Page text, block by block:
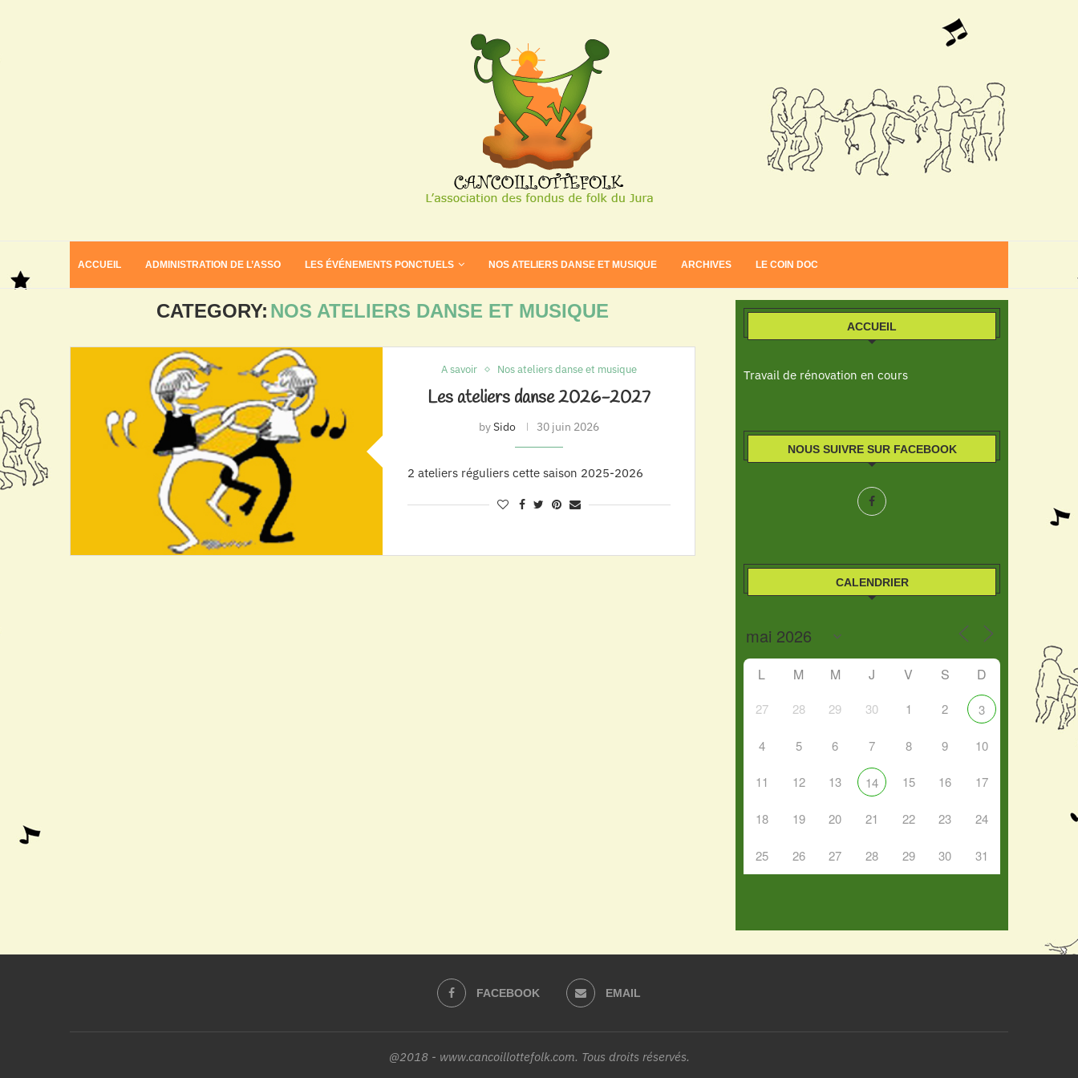
ACCUEIL ADMINISTRATION DE L’ASSO LES ÉVÉNEMENTS PONCTUELS NOS ATELIERS DANSE ET MUSIQUE ARCHIVES LE COIN DOC
CATEGORY: NOS ATELIERS DANSE ET MUSIQUE
A savoir Nos ateliers danse et musique
Les ateliers danse 2026-2027
bySido 30 juin 2026
2 ateliers réguliers cette saison 2025-2026
ACCUEIL
Travail de rénovation en cours
NOUS SUIVRE SUR FACEBOOK
CALENDRIER
L M M J V S D
27 28 29 30 1 2 3
4 5 6 7 8 9 10
11 12 13 14 15 16 17
18 19 20 21 22 23 24
25 26 27 28 29 30 31
FACEBOOK EMAIL
@2018 - www.cancoillottefolk.com. Tous droits réservés.